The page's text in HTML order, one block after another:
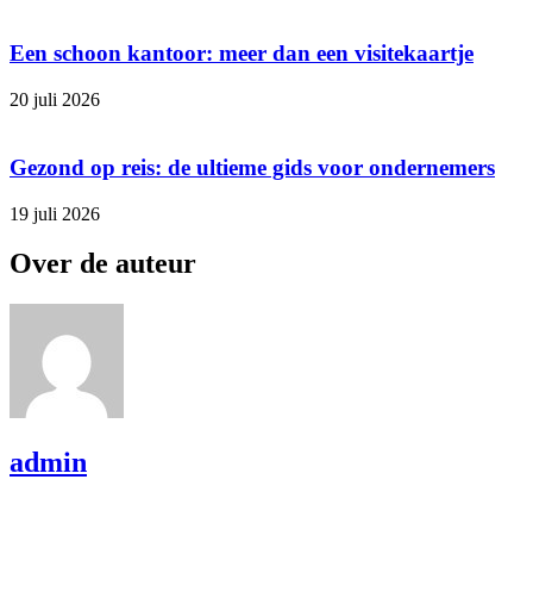
Een schoon kantoor: meer dan een visitekaartje
20 juli 2026
Gezond op reis: de ultieme gids voor ondernemers
19 juli 2026
Over de auteur
admin